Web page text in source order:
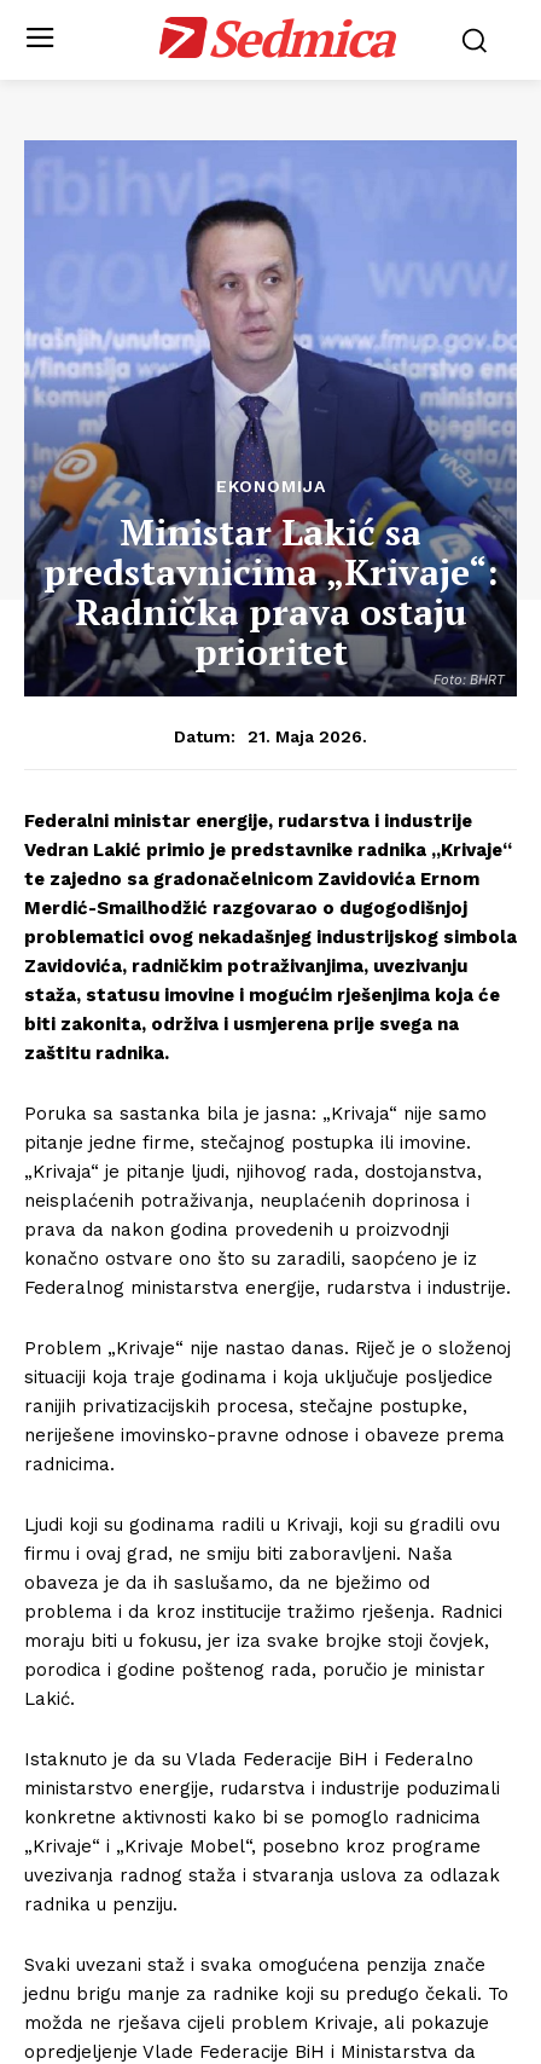
Sedmica
Foto: BHRT
EKONOMIJA
Ministar Lakić sa
predstavnicima „Krivaje“:
Radnička prava ostaju
prioritet
Datum: 21. Maja 2026.
Federalni ministar energije, rudarstva i industrije
Vedran Lakić primio je predstavnike radnika „Krivaje“
te zajedno sa gradonačelnicom Zavidovića Ernom
Merdić-Smailhodžić razgovarao o dugogodišnjoj
problematici ovog nekadašnjeg industrijskog simbola
Zavidovića, radničkim potraživanjima, uvezivanju
staža, statusu imovine i mogućim rješenjima koja će
biti zakonita, održiva i usmjerena prije svega na
zaštitu radnika.
Poruka sa sastanka bila je jasna: „Krivaja“ nije samo
pitanje jedne firme, stečajnog postupka ili imovine.
„Krivaja“ je pitanje ljudi, njihovog rada, dostojanstva,
neisplaćenih potraživanja, neuplaćenih doprinosa i
prava da nakon godina provedenih u proizvodnji
konačno ostvare ono što su zaradili, saopćeno je iz
Federalnog ministarstva energije, rudarstva i industrije.
Problem „Krivaje“ nije nastao danas. Riječ je o složenoj
situaciji koja traje godinama i koja uključuje posljedice
ranijih privatizacijskih procesa, stečajne postupke,
neriješene imovinsko-pravne odnose i obaveze prema
radnicima.
Ljudi koji su godinama radili u Krivaji, koji su gradili ovu
firmu i ovaj grad, ne smiju biti zaboravljeni. Naša
obaveza je da ih saslušamo, da ne bježimo od
problema i da kroz institucije tražimo rješenja. Radnici
moraju biti u fokusu, jer iza svake brojke stoji čovjek,
porodica i godine poštenog rada, poručio je ministar
Lakić.
Istaknuto je da su Vlada Federacije BiH i Federalno
ministarstvo energije, rudarstva i industrije poduzimali
konkretne aktivnosti kako bi se pomoglo radnicima
„Krivaje“ i „Krivaje Mobel“, posebno kroz programe
uvezivanja radnog staža i stvaranja uslova za odlazak
radnika u penziju.
Svaki uvezani staž i svaka omogućena penzija znače
jednu brigu manje za radnike koji su predugo čekali. To
možda ne rješava cijeli problem Krivaje, ali pokazuje
opredjeljenje Vlade Federacije BiH i Ministarstva da